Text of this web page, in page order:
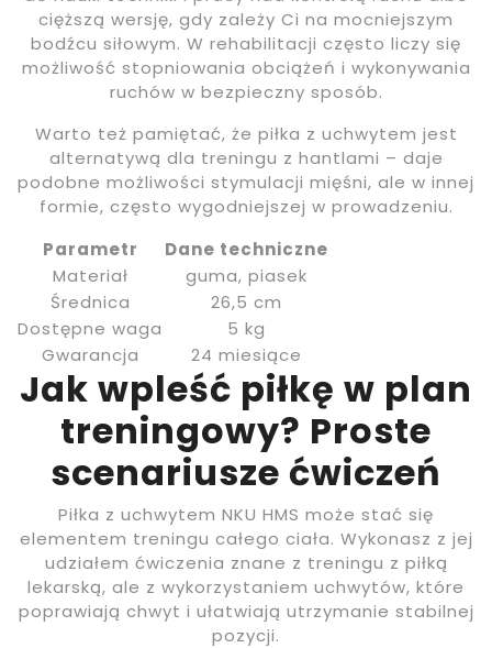
cięższą wersję, gdy zależy Ci na mocniejszym
bodźcu siłowym. W rehabilitacji często liczy się
możliwość stopniowania obciążeń i wykonywania
ruchów w bezpieczny sposób.
Warto też pamiętać, że piłka z uchwytem jest
alternatywą dla treningu z hantlami – daje
podobne możliwości stymulacji mięśni, ale w innej
formie, często wygodniejszej w prowadzeniu.
Parametr
Dane techniczne
Materiał
guma, piasek
Średnica
26,5 cm
Dostępne waga
5 kg
Gwarancja
24 miesiące
Jak wpleść piłkę w plan
treningowy? Proste
scenariusze ćwiczeń
Piłka z uchwytem NKU HMS może stać się
elementem treningu całego ciała. Wykonasz z jej
udziałem ćwiczenia znane z treningu z piłką
lekarską, ale z wykorzystaniem uchwytów, które
poprawiają chwyt i ułatwiają utrzymanie stabilnej
pozycji.